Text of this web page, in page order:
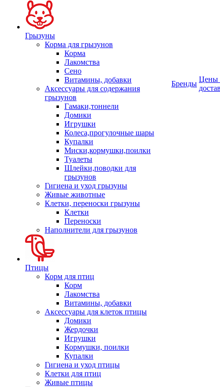
Грызуны
Корма для грызунов
Корма
Лакомства
Сено
Витамины, добавки
Аксессуары для содержания
грызунов
Гамаки,тоннели
Домики
Игрушки
Колеса,прогулочные шары
Купалки
Миски,кормушки,поилки
Туалеты
Шлейки,поводки для
грызунов
Гигиена и уход грызуны
Живые животные
Клетки, переноски грызуны
Клетки
Переноски
Наполнители для грызунов
Птицы
Корм для птиц
Корм
Лакомства
Витамины, добавки
Аксессуары для клеток птицы
Домики
Жердочки
Игрушки
Кормушки, поилки
Купалки
Гигиена и уход птицы
Клетки для птиц
Живые птицы
Бренды
Цены